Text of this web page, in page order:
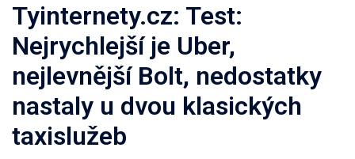
Tyinternety.cz: Test:
Nejrychlejší je Uber,
nejlevnější Bolt, nedostatky
nastaly u dvou klasických
taxislužeb